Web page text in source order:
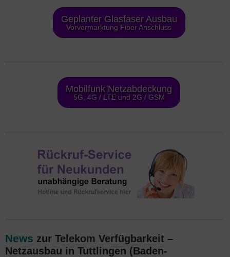
Geplanter Glasfaser Ausbau
Vorvermarktung Fiber Anschluss
Mobilfunk Netzabdeckung
5G, 4G / LTE und 2G / GSM
News zur Telekom Verfügbarkeit –
Netzausbau in Tuttlingen (Baden-